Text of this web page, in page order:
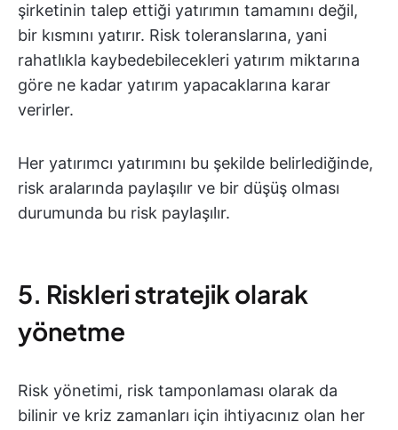
şirketinin talep ettiği yatırımın tamamını değil,
bir kısmını yatırır. Risk toleranslarına, yani
rahatlıkla kaybedebilecekleri yatırım miktarına
göre ne kadar yatırım yapacaklarına karar
verirler.
Her yatırımcı yatırımını bu şekilde belirlediğinde,
risk aralarında paylaşılır ve bir düşüş olması
durumunda bu risk paylaşılır.
5. Riskleri stratejik olarak
yönetme
Risk yönetimi, risk tamponlaması olarak da
bilinir ve kriz zamanları için ihtiyacınız olan her